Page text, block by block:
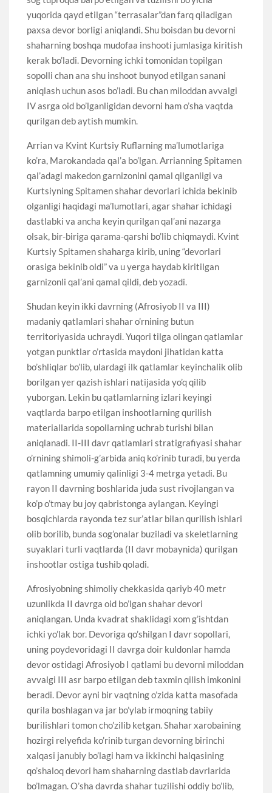
yuqorida qayd etilgan “terrasalar”dan farq qiladigan
paxsa devor borligi aniqlandi. Shu boisdan bu devorni
shaharning boshqa mudofaa inshooti jumlasiga kiritish
kerak bo’ladi. Devorning ichki tomonidan topilgan
sopolli chan ana shu inshoot bunyod etilgan sanani
aniqlash uchun asos bo’ladi. Bu chan miloddan avvalgi
IV asrga oid bo’lganligidan devorni ham o’sha vaqtda
qurilgan deb aytish mumkin.
Arrian va Kvint Kurtsiy Ruflarning ma’lumotlariga
ko’ra, Marokandada qal’a bo’lgan. Arrianning Spitamen
qal’adagi makedon garnizonini qamal qilganligi va
Kurtsiyning Spitamen shahar devorlari ichida bekinib
olganligi haqidagi ma’lumotlari, agar shahar ichidagi
dastlabki va ancha keyin qurilgan qal’ani nazarga
olsak, bir-biriga qarama-qarshi bo’lib chiqmaydi. Kvint
Kurtsiy Spitamen shaharga kirib, uning “devorlari
orasiga bekinib oldi” va u yerga haydab kiritilgan
garnizonli qal’ani qamal qildi, deb yozadi.
Shudan keyin ikki davrning (Afrosiyob II va III)
madaniy qatlamlari shahar o’rnining butun
territoriyasida uchraydi. Yuqori tilga olingan qatlamlar
yotgan punktlar o’rtasida maydoni jihatidan katta
bo’shliqlar bo’lib, ulardagi ilk qatlamlar keyinchalik olib
borilgan yer qazish ishlari natijasida yo’q qilib
yuborgan. Lekin bu qatlamlarning izlari keyingi
vaqtlarda barpo etilgan inshootlarning qurilish
materiallarida sopollarning uchrab turishi bilan
aniqlanadi. II-III davr qatlamlari stratigrafiyasi shahar
o’rnining shimoli-g’arbida aniq ko’rinib turadi, bu yerda
qatlamning umumiy qalinligi 3-4 metrga yetadi. Bu
rayon II davrning boshlarida juda sust rivojlangan va
ko’p o’tmay bu joy qabristonga aylangan. Keyingi
bosqichlarda rayonda tez sur’atlar bilan qurilish ishlari
olib borilib, bunda sog’onalar buziladi va skeletlarning
suyaklari turli vaqtlarda (II davr mobaynida) qurilgan
inshootlar ostiga tushib qoladi.
Afrosiyobning shimoliy chekkasida qariyb 40 metr
uzunlikda II davrga oid bo’lgan shahar devori
aniqlangan. Unda kvadrat shaklidagi xom g’ishtdan
ichki yo’lak bor. Devoriga qo’shilgan I davr sopollari,
uning poydevoridagi II davrga doir kuldonlar hamda
devor ostidagi Afrosiyob I qatlami bu devorni miloddan
avvalgi III asr barpo etilgan deb taxmin qilish imkonini
beradi. Devor ayni bir vaqtning o’zida katta masofada
qurila boshlagan va jar bo’ylab irmoqning tabiiy
burilishlari tomon cho’zilib ketgan. Shahar xarobaining
hozirgi relyefida ko’rinib turgan devorning birinchi
xalqasi janubiy bo’lagi ham va ikkinchi halqasining
qo’shaloq devori ham shaharning dastlab davrlarida
bo’lmagan. O’sha davrda shahar tuzilishi oddiy bo’lib,